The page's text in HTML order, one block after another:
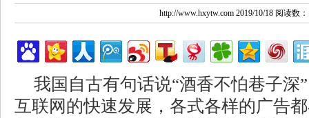
http://www.hxytw.com 2019/10/18 阅读数
我国自古有句话说“酒香不怕巷子深
互联网的快速发展，各式各样的广告